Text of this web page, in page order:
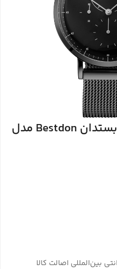
ساعت مچی مردانه بستدان Bestdon مدل
بین‌المللی اصالت کالا